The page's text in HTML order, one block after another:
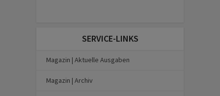
SERVICE-LINKS
Magazin | Aktuelle Ausgaben
Magazin | Archiv